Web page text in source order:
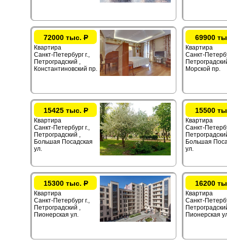
72000 тыс.Р
Квартира
Санкт-Петербург г.,
Петроградский ,
Константиновский пр.
69900
Квартира
Санкт-
Морской пр.
15425 тыс.Р
Квартира
Санкт-Петербург г.,
Петроградский ,
Большая Посадская
ул.
15500
Квартира
Санкт-
Большая
ул.
15300 тыс.Р
Квартира
Санкт-Петербург г.,
Петроградский ,
Пионерская ул.
16200
Квартира
Санкт-
Пионерская